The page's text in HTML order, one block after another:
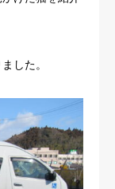
した。